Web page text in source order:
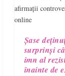
Șase
surprinși
imn al
înainte de